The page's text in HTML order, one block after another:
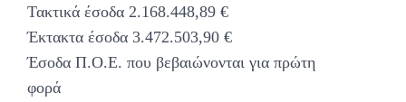
Τακτικά έσοδα 2.168.448,89 €
Έκτακτα έσοδα 3.472.503,90 €
Έσοδα Π.Ο.Ε. που βεβαιώνονται για πρώτη
φορά